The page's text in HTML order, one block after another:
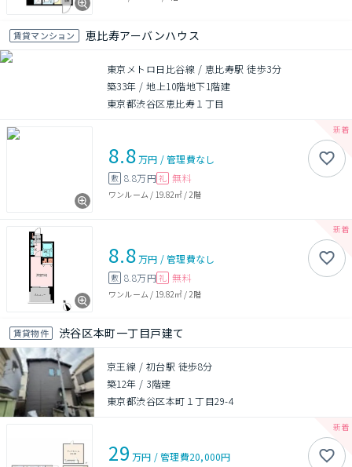
賃貸マンション 恵比寿アーバンハウス
東京メトロ日比谷線 / 恵比寿駅 徒歩3分
築33年 /地上10階地下1階建
東京都渋谷区恵比寿１丁目
8.8万円 /管理費なし
敷 8.8万円 礼 無料
ワンルーム / 19.82㎡/ 2階
8.8万円 /管理費なし
敷 8.8万円 礼 無料
ワンルーム / 19.82㎡/ 2階
賃貸物件 渋谷区本町一丁目戸建て
京王線 / 初台駅 徒歩8分
築12年 / 3階建
東京都渋谷区本町１丁目29-4
29 万円 /管理費20,000円